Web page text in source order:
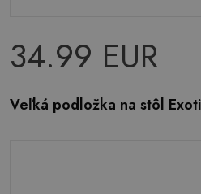
34.99 EUR
Veľká podložka na stôl